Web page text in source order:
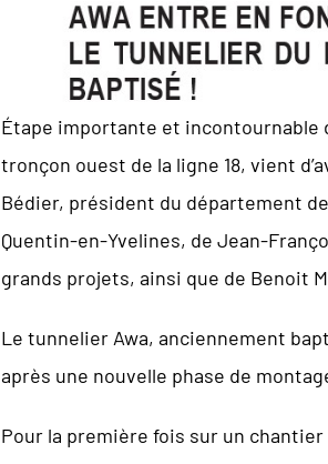
Étape importante et incontournable
tronçon ouest de la ligne 18, vient
Bédier, président du département
Quentin-en-Yvelines, de Jean-
grands projets, ainsi que de Benoit
Le tunnelier Awa, anciennement
après une nouvelle phase de
Pour la première fois sur un